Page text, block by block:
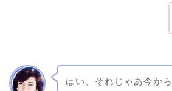
はい、それじゃあ今か